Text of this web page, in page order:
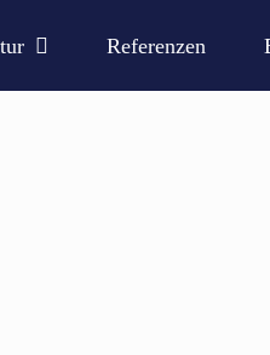
Referenzen